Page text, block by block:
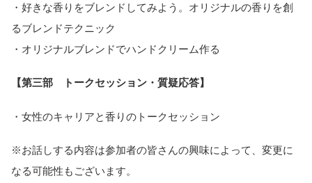
・好きな香りをブレンドしてみよう。オリジナルの香りを創
るブレンドテクニック
・オリジナルブレンドでハンドクリーム作る
【第三部 トークセッション・質疑応答】
・女性のキャリアと香りのトークセッション
※お話しする内容は参加者の皆さんの興味によって、変更に
なる可能性もございます。